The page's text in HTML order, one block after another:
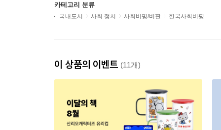
카테고리 분류
국내도서 사회 정치 사회비평/비판 한국사회비평
이 상품의 이벤트 (11개)